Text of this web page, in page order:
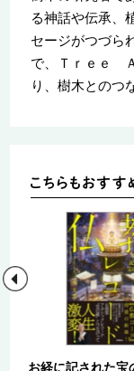
る神話や伝承、
セージがつづら
で、Ｔｒｅｅ
り、樹木とのつ
お経に記された